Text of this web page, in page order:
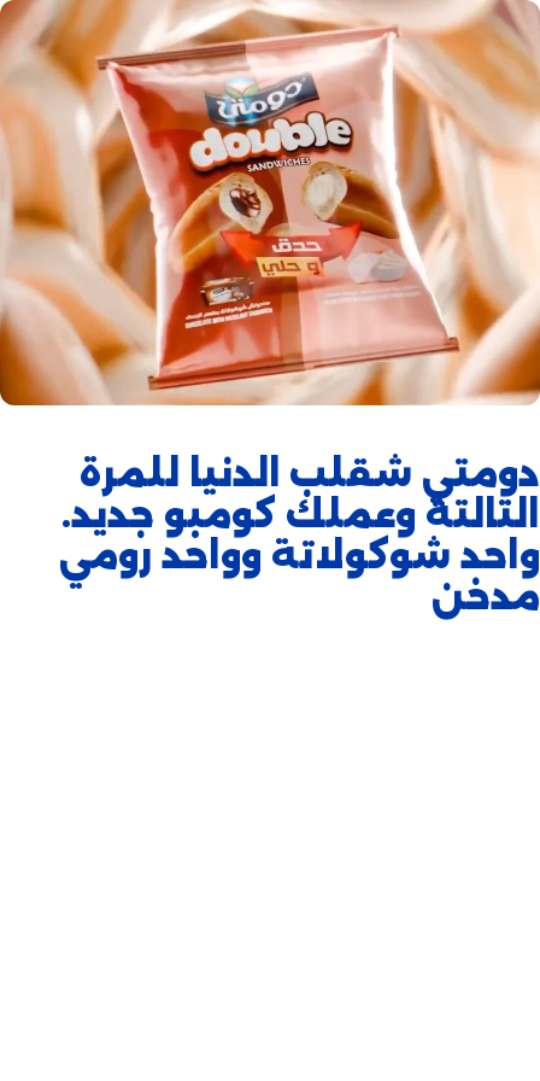
دومتي شقلب الدنيا للمرة
التالتة وعملك كومبو جديد.
واحد شوكولاتة وواحد رومي
مدخن